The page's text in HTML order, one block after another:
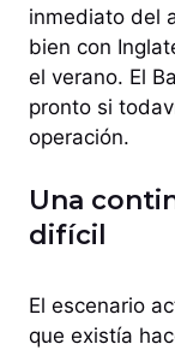
inmediato del
bien con
el verano. El
pronto si
operación.
Una
difícil
El escenario
que existía